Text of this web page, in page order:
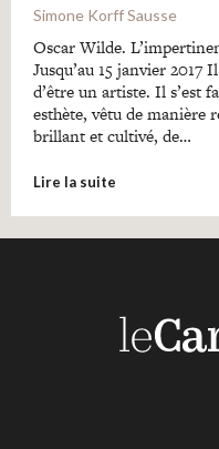
Simone Korff Sausse
Oscar Wilde.
Jusqu’au 15 janvier 2017
d’être un artiste. Il s’est
esthète, vêtu de manière
brillant et cultivé, de…
Lire la suite